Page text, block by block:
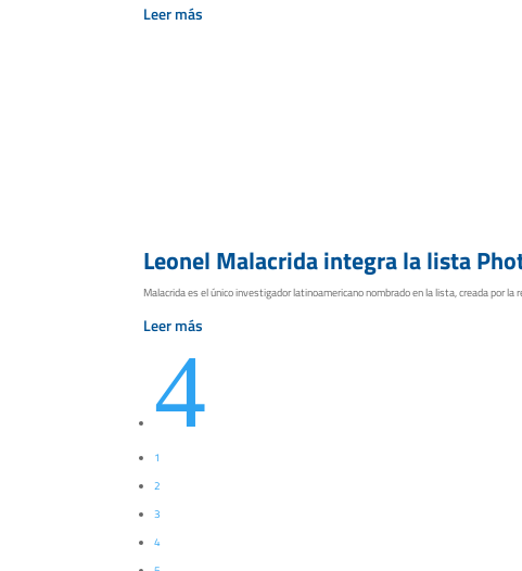
Leer más
Leonel Malacrida integra la lista
Malacrida es el único investigador latinoamericano nombrado en la lista, creada por
Leer más
4
1
2
3
4